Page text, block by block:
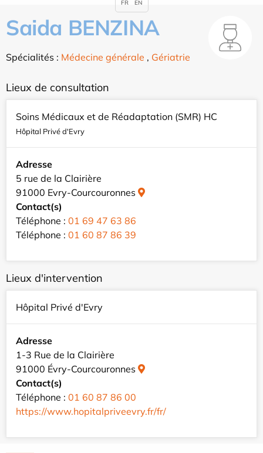
Saida BENZINA
Spécialités : Médecine générale , Gériatrie
Lieux de consultation
Soins Médicaux et de Réadaptation (SMR) HC
Hôpital Privé d'Evry
Adresse
5 rue de la Clairière
91000 Evry-Courcouronnes
Contact(s)
Téléphone : 01 69 47 63 86
Téléphone : 01 60 87 86 39
Lieux d'intervention
Hôpital Privé d'Evry
Adresse
1-3 Rue de la Clairière
91000 Évry-Courcouronnes
Contact(s)
Téléphone : 01 60 87 86 00
https://www.hopitalpriveevry.fr/fr/
FR EN